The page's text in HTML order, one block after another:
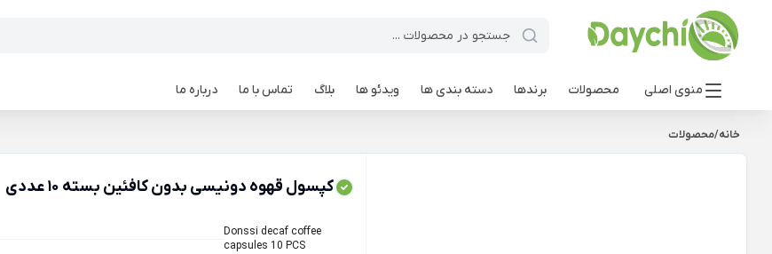
منوی اصلی محصولات برندها دسته بندی ها ویدئو ها بلاگ تماس با ما درباره ما
خانه/محصولات
کپسول قهوه دونیسی بدون کافئین بسته 10 عددی
Donssi decaf coffee
capsules 10 PCS